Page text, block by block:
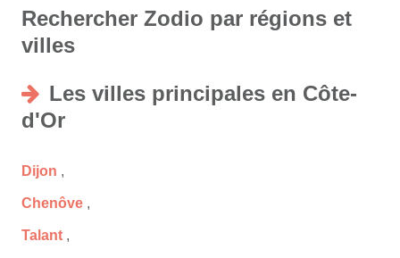
Rechercher Zodio par régions et
villes
Les villes principales en Côte-
d'Or
Dijon ,
Chenôve ,
Talant ,